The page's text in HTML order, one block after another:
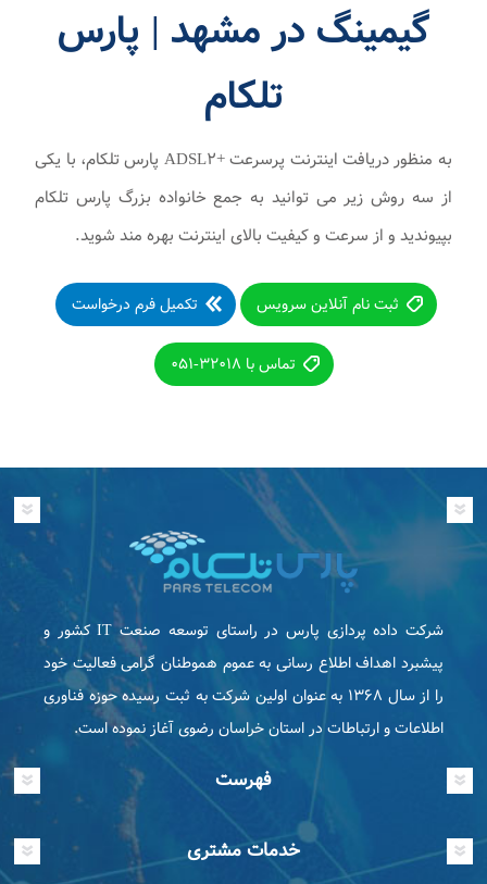
گیمینگ در مشهد | پارس
تلکام
به منظور دریافت اینترنت پرسرعت +ADSL۲ پارس تلکام، با یکی
از سه روش زیر می توانید به جمع خانواده بزرگ پارس تلکام
بپیوندید و از سرعت و کیفیت بالای اینترنت بهره مند شوید.
ثبت نام آنلاین سرویس تکمیل فرم درخواست
تماس با ۳۲۰۱۸-۰۵۱
شرکت داده پردازی پارس در راستای توسعه صنعت IT كشور و
پیشبرد اهداف اطلاع رسانی به عموم هموطنان گرامی فعاليت خود
را از سال ۱۳۶۸ به عنوان اولین شرکت به ثبت رسیده حوزه فناوری
اطلاعات و ارتباطات در استان خراسان رضوی آغاز نموده است.
فهرست
خدمات مشتری